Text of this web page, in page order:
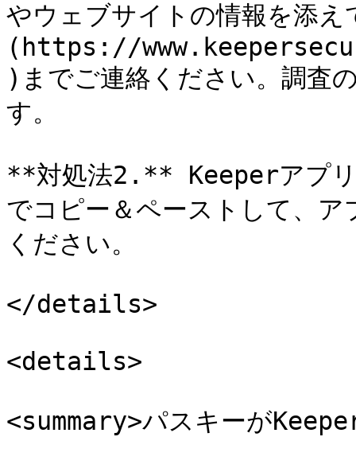
やウェブサイトの情報を添
(https://
)までご連絡ください。調査
す。
**対処法2.** Keeperアプリ
でコピー＆ペーストして、
ください。
</details>
<details>
<summary>パスキーが